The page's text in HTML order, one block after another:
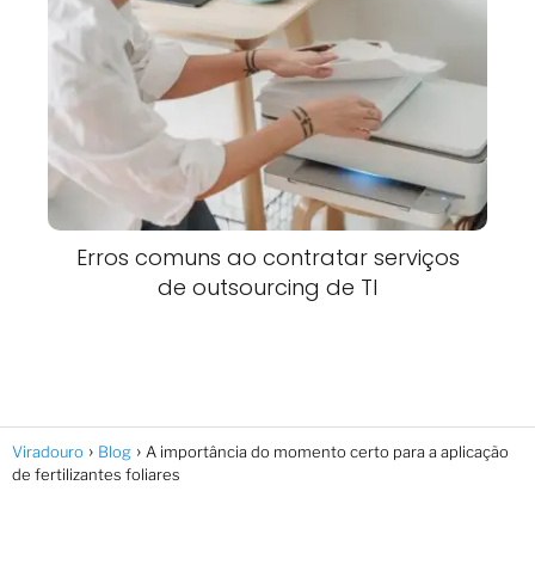
Erros comuns ao contratar serviços
de outsourcing de TI
Viradouro Blog
A importância do momento certo para a aplicação
de fertilizantes foliares